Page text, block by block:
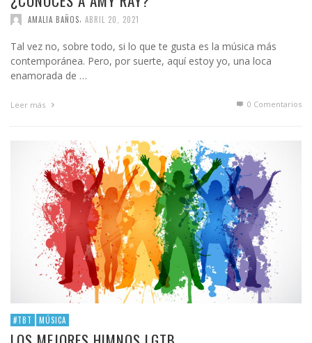
AMALIA BAÑOS ABRIL 20, 2021
Tal vez no, sobre todo, si lo que te gusta es la música más
contemporánea. Pero, por suerte, aquí estoy yo, una loca
enamorada de …
Leer más 0 Comentarios
#TBT MÚSICA